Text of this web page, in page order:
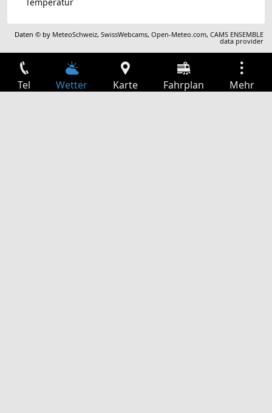
Daten © by MeteoSchweiz,SwissWebcams,Open-Meteo.com,CAMS ENSEMBLE
data provider
Tel Wetter Karte Fahrplan Mehr